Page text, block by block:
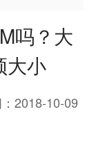
吗？大
大小
2018-10-09